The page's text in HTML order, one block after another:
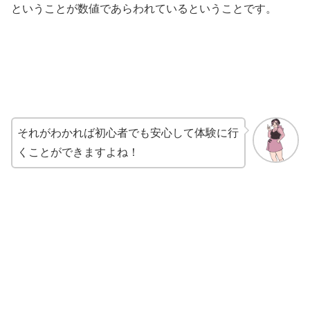
ということが数値であらわれているということです。
それがわかれば初心者でも安心して体験に行
くことができますよね！